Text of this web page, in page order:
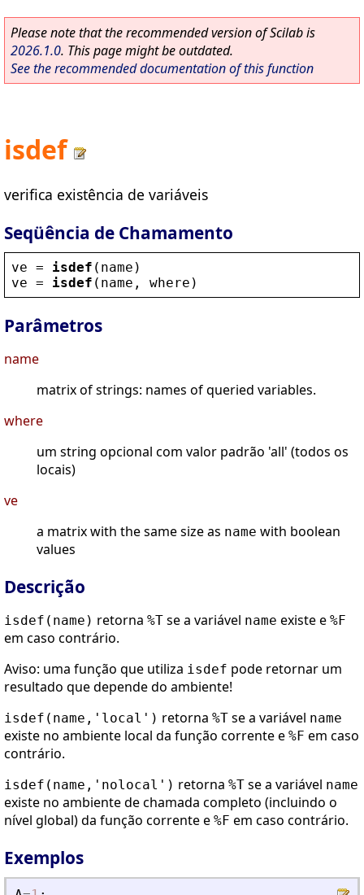
Please note that the recommended version of Scilab is
2026.1.0. This page might be outdated.
See the recommended documentation of this function
isdef
verifica existência de variáveis
Seqüência de Chamamento
ve = isdef ( name )
ve = isdef ( name , where )
Parâmetros
name
matrix of strings: names of queried variables.
where
um string opcional com valor padrão 'all' (todos os
locais)
ve
a matrix with the same size as name with boolean
values
Descrição
isdef(name) retorna %T se a variável name existe e %F
em caso contrário.
Aviso: uma função que utiliza isdef pode retornar um
resultado que depende do ambiente!
isdef(name,'local') retorna %T se a variável name
existe no ambiente local da função corrente e %F em caso
contrário.
isdef(name,'nolocal') retorna %T se a variável name
existe no ambiente de chamada completo (incluindo o
nível global) da função corrente e %F em caso contrário.
Exemplos